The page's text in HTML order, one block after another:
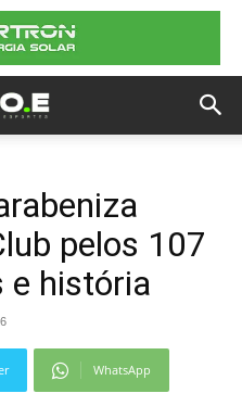
pelos 107
e história
WhatsApp